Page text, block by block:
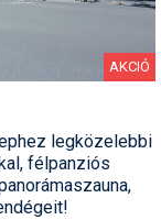
AKCIÓ
legközelebbi
félpanziós